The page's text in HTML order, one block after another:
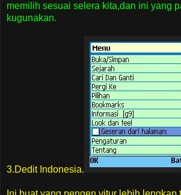
memilih sesuai selera kita,dan ini yang
kugunakan.
3.Dedit Indonesia.